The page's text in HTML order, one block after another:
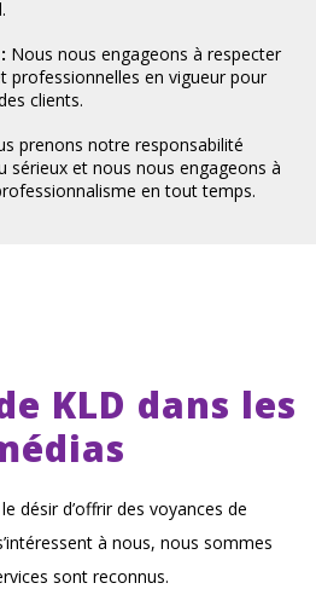
Nous nous engageons à respecter
professionnelles en vigueur pour
clients.
prenons notre responsabilité
sérieux et nous nous engageons à
en tout temps.
KLD dans les
désir d’offrir des voyances de
à nous, nous sommes
sont reconnus.